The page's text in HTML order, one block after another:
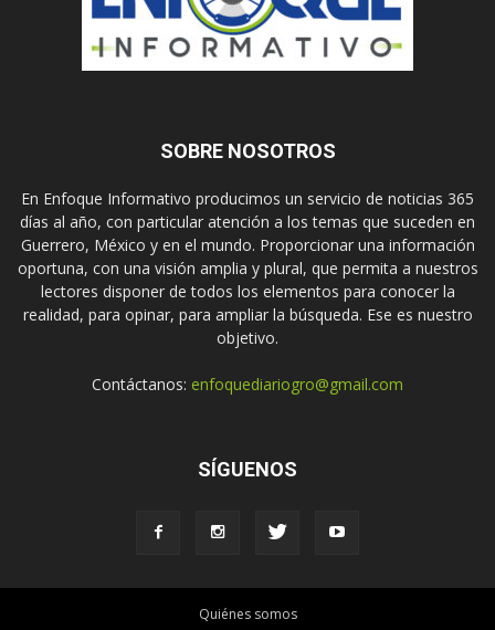
SOBRE NOSOTROS
En Enfoque Informativo producimos un servicio de noticias 365
días al año, con particular atención a los temas que suceden en
Guerrero, México y en el mundo. Proporcionar una información
oportuna, con una visión amplia y plural, que permita a nuestros
lectores disponer de todos los elementos para conocer la
realidad, para opinar, para ampliar la búsqueda. Ese es nuestro
objetivo.
Contáctanos: enfoquediariogro@gmail.com
SÍGUENOS
Quiénes somos